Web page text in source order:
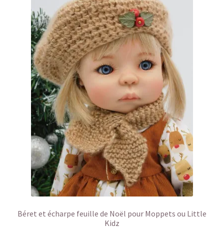
Béret et écharpe feuille de Noël pour Moppets ou Little
Kidz